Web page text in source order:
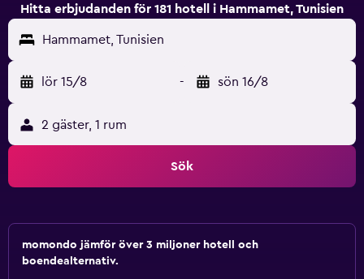
Hitta erbjudanden för 181 hotell i Hammamet, Tunisien
Hammamet, Tunisien
lör 15/8 - sön 16/8
2 gäster, 1 rum
Sök
momondo jämför över 3 miljoner hotell och
boendealternativ.